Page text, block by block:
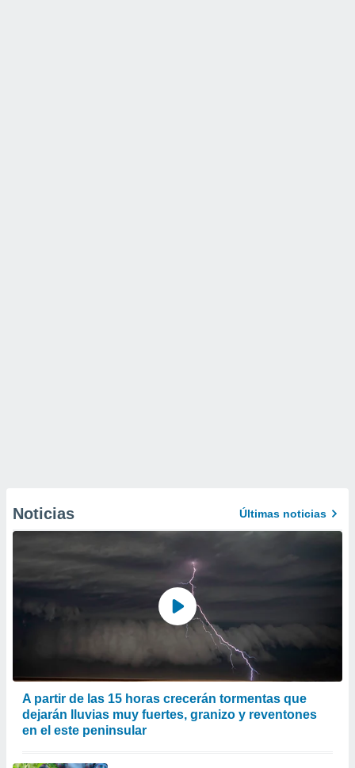
Noticias Últimas noticias
A partir de las 15 horas crecerán tormentas que
dejarán lluvias muy fuertes, granizo y reventones
en el este peninsular